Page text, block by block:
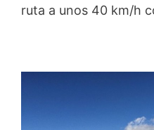
ruta a unos 40 km/h